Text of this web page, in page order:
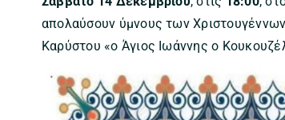
απολαύσουν ύμνους των
Καρύστου «ο Άγιος Ιωάννης ο